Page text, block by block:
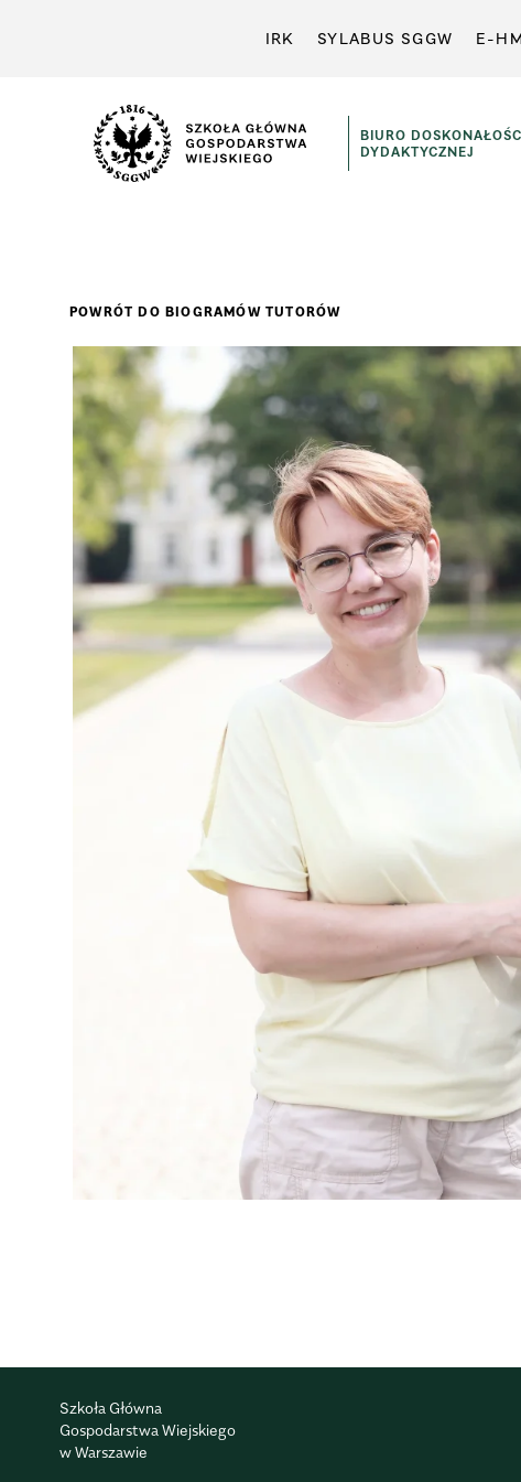
IRK SYLABUS SGGW E-
BIURO
DYDAKTYCZNEJ
POWRÓT DO BIOGRAMÓW TUTORÓW
Szkoła Główna
Gospodarstwa Wiejskiego
w Warszawie